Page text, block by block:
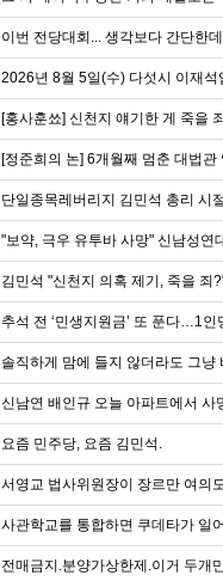
이번 전당대회... 생각보다 간단한
2026년 8월 5일(수) 다섯시 이재석
[홍사훈쑈] 신천지 얘기한 게 죽을
[정준희의 논] 6개월째 멈춘 대법
단일종목레버리지 김민석 총리 시
"보약, 극우 유투바 사망" 신남성연
김민석 "신천지 의혹 제기, 죽을 죄
추석 전 ‘민생지원금’ 또 푼다…1
솔직하게 맘에 들지 않더라도 그냥
신남연 배인규 오늘 아파트에서 사
요즘 민주당, 요즘 김민석.
서영교 법사위원장이 장르만 여의
사관학교를 통합하면 쿠데타가 일
전매금지.분양가상한제.이거 두개